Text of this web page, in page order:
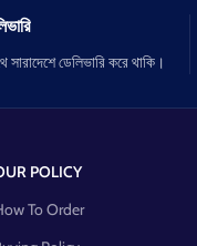
ডেলিভারি করে থাকি।
POLICY
To Order